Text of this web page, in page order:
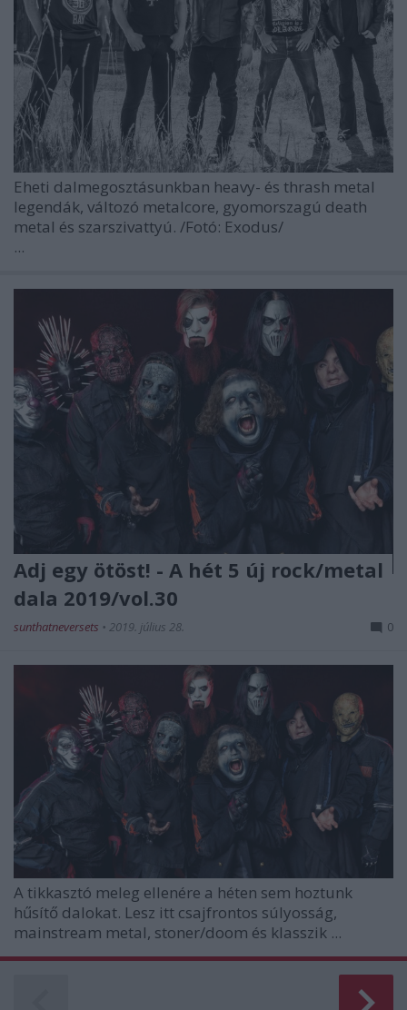
Eheti dalmegosztásunkban heavy- és thrash metal
legendák, változó metalcore, gyomorszagú death
metal és szarszivattyú. /Fotó: Exodus/
...
Adj egy ötöst! - A hét 5 új rock/metal
dala 2019/vol.30
sunthatneversets • 2019. július 28. 0
A tikkasztó meleg ellenére a héten sem hoztunk
hűsítő dalokat. Lesz itt csajfrontos súlyosság,
mainstream metal, stoner/doom és klasszik ...